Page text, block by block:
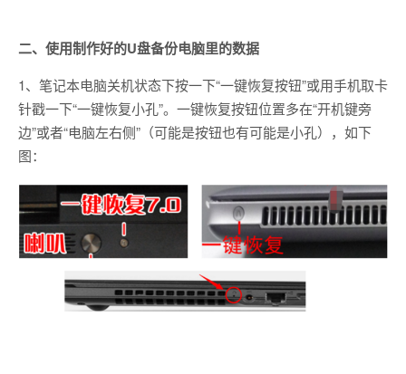
二、使用制作好的U盘备份电脑里的数据
1、笔记本电脑关机状态下按一下“一键恢复按钮”或用手机取卡
针戳一下“一键恢复小孔”。一键恢复按钮位置多在“开机键旁
边”或者“电脑左右侧”（可能是按钮也有可能是小孔），如下
图：